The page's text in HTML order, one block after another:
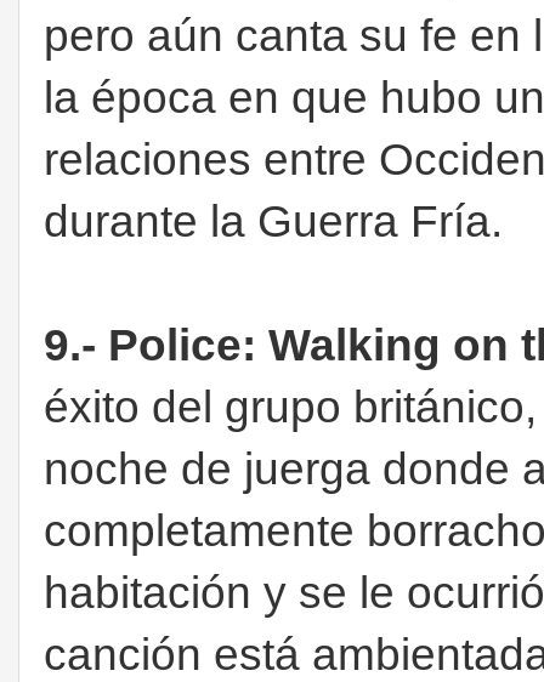
pero aún canta su fe en
la época en que hubo
relaciones entre
durante la Guerra Fría.
9.- Police: Walking on
éxito del grupo
noche de juerga donde
completamente
habitación y se le
canción está